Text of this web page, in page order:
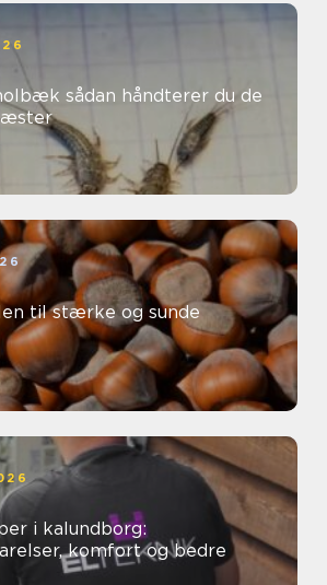
du de
i kalundborg:
komfort og bedre